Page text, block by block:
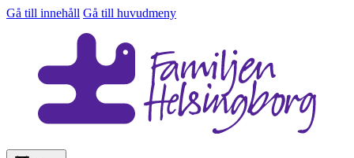
Gå till innehåll Gå till huvudmeny